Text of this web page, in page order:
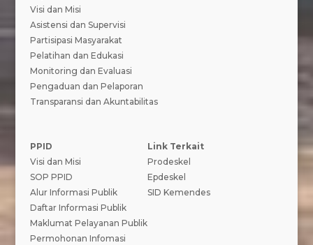
Visi dan Misi
Asistensi dan Supervisi
Partisipasi Masyarakat
Pelatihan dan Edukasi
Monitoring dan Evaluasi
Pengaduan dan Pelaporan
Transparansi dan Akuntabilitas
PPID
Visi dan Misi
SOP PPID
Alur Informasi Publik
Daftar Informasi Publik
Maklumat Pelayanan Publik
Permohonan Infomasi
Link Terkait
Prodeskel
Epdeskel
SID Kemendes